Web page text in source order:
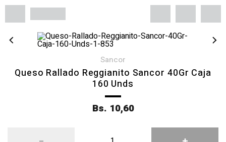
sancor
Queso Rallado Reggianito Sancor 40Gr Caja
160 Unds
Bs. 10,60